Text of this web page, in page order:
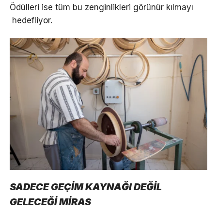
Ödülleri ise tüm bu zenginlikleri görünür kılmayı
hedefliyor.
SADECE GEÇİM KAYNAĞI DEĞİL
GELECEĞİ MİRAS